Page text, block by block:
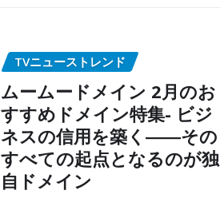
TVニューストレンド
ムームードメイン 2月のお
すすめドメイン特集- ビジ
ネスの信用を築く――その
すべての起点となるのが独
自ドメイン